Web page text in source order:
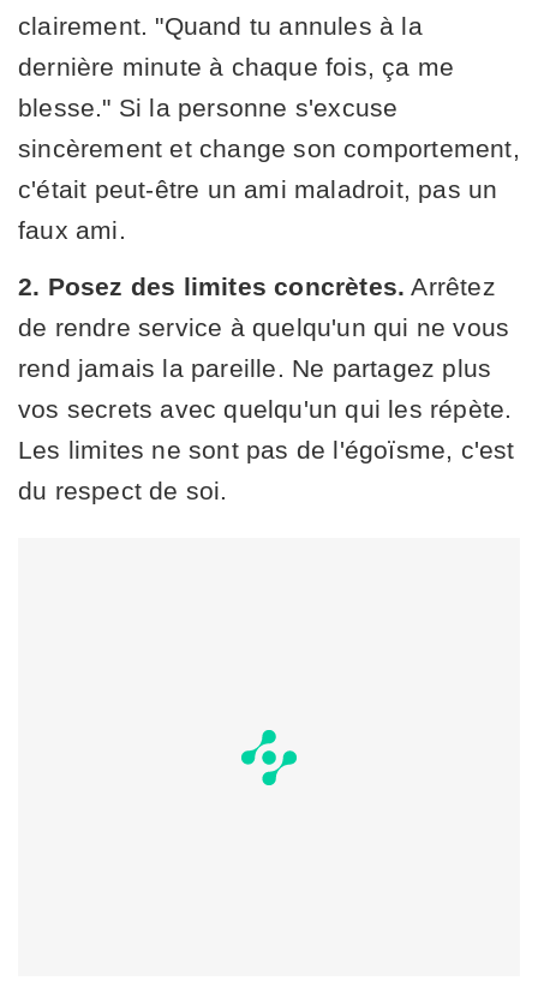
clairement. "Quand tu annules à la
dernière minute à chaque fois, ça me
blesse." Si la personne s'excuse
sincèrement et change son comportement,
c'était peut-être un ami maladroit, pas un
faux ami.
2. Posez des limites concrètes. Arrêtez
de rendre service à quelqu'un qui ne vous
rend jamais la pareille. Ne partagez plus
vos secrets avec quelqu'un qui les répète.
Les limites ne sont pas de l'égoïsme, c'est
du respect de soi.